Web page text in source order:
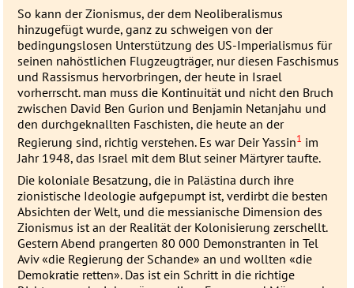
So kann der Zionismus, der dem Neoliberalismus
hinzugefügt wurde, ganz zu schweigen von der
bedingungslosen Unterstützung des US-Imperialismus für
seinen nahöstlichen Flugzeugträger, nur diesen Faschismus
und Rassismus hervorbringen, der heute in Israel
vorherrscht. man muss die Kontinuität und nicht den Bruch
zwischen David Ben Gurion und Benjamin Netanjahu und
den durchgeknallten Faschisten, die heute an der
Regierung sind, richtig verstehen. Es war Deir Yassin1 im
Jahr 1948, das Israel mit dem Blut seiner Märtyrer taufte.
Die koloniale Besatzung, die in Palästina durch ihre
zionistische Ideologie aufgepumpt ist, verdirbt die besten
Absichten der Welt, und die messianische Dimension des
Zionismus ist an der Realität der Kolonisierung zerschellt.
Gestern Abend prangerten 80 000 Demonstranten in Tel
Aviv «die Regierung der Schande» an und wollten «die
Demokratie retten». Das ist ein Schritt in die richtige